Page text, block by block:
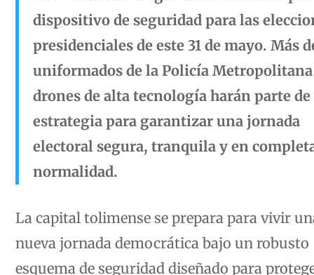
dispositivo de seguridad para las
presidenciales de este 31 de mayo. Más
uniformados de la Policía
drones de alta tecnología harán parte de
estrategia para garantizar una jornada
electoral segura, tranquila y en
normalidad.
La capital tolimense se prepara para vivir
nueva jornada democrática bajo un robusto
esquema de seguridad diseñado para